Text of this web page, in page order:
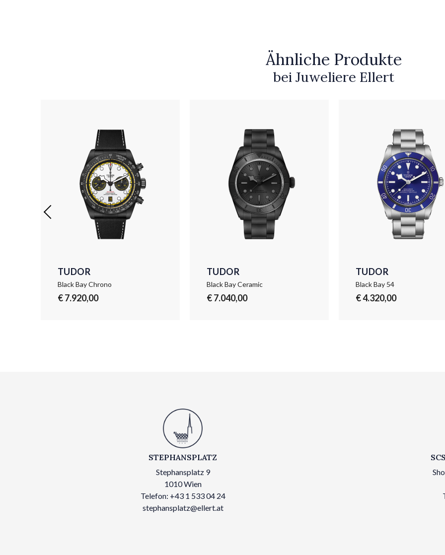
Ähnliche Produkte
bei Juweliere Ellert
TUDOR
Black Bay Chrono
€ 7.920,00
TUDOR
Black Bay Ceramic
€ 7.040,00
TUDOR
Black Bay 54
€ 4.320,00
STEPHANSPLATZ
Stephansplatz 9
1010 Wien
Telefon: +43 1 533 04 24
stephansplatz@ellert.at